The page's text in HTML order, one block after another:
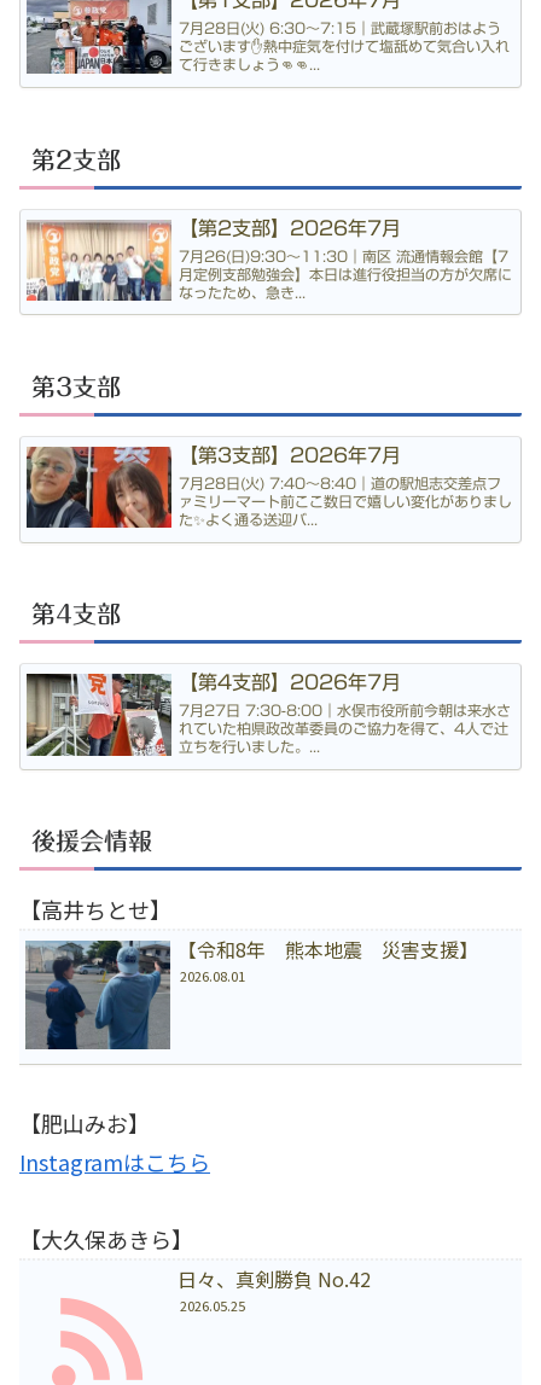
7月28日(火) 6:30〜7:15｜武蔵塚駅前おはよう
ございます✋熱中症気を付けて塩舐めて気合い入れ
て行きましょう👊👊...
第2支部
【第2支部】2026年7月
7月26(日)9:30〜11:30｜南区 流通情報会館【7
月定例支部勉強会】本日は進行役担当の方が欠席に
なったため、急き...
第3支部
【第3支部】2026年7月
7月28日(火) 7:40〜8:40｜道の駅旭志交差点フ
ァミリーマート前ここ数日で嬉しい変化がありまし
た✨よく通る送迎バ...
第4支部
【第4支部】2026年7月
7月27日 7:30-8:00｜水俣市役所前今朝は来水さ
れていた柏県政改革委員のご協力を得て、4人で辻
立ちを行いました。...
後援会情報
【高井ちとせ】
【令和8年 熊本地震 災害支援】
2026.08.01
【肥山みお】
Instagramはこちら
【大久保あきら】
日々、真剣勝負 No.42
2026.05.25